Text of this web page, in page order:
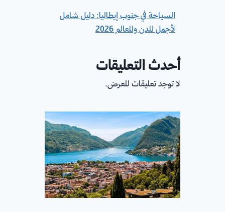
السياحة في جنوب إيطاليا: دليل شامل
لأجمل المدن والمعالم 2026
أحدث التعليقات
لا توجد تعليقات للعرض.